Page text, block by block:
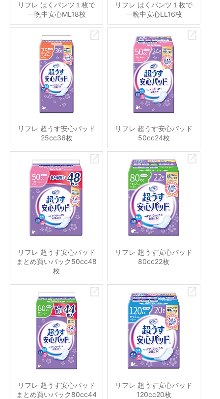
リフレ はくパンツ１枚で
一晩中安心ML18枚
リフレ はくパンツ１枚で
一晩中安心LL16枚
リフレ 超うす安心パッド
25cc36枚
リフレ 超うす安心パッド
50cc24枚
リフレ 超うす安心パッド
まとめ買いパック50cc48
枚
リフレ 超うす安心パッド
80cc22枚
リフレ 超うす安心パッド
まとめ買いパック80cc44
リフレ 超うす安心パッド
120cc20枚